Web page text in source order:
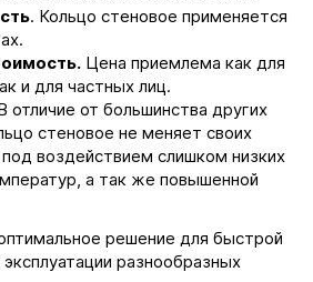
. Кольцо стеновое применяется
Цена приемлема как для
и для частных лиц.
отличие от большинства других
стеновое не меняет своих
воздействием слишком низких
а так же повышенной
решение для быстрой
разнообразных